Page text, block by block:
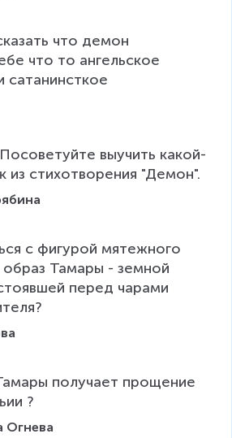
что демон
что то ангельское
выучить какой-
из стихотворения "Демон".
с фигурой мятежного
образ Тамары - земной
перед чарами
получает прощение
?
Огнева